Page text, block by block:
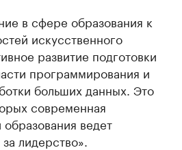
в сфере образования к
искусственного
развитие подготовки
программирования и
больших данных. Это
современная
ведет
лидерство».